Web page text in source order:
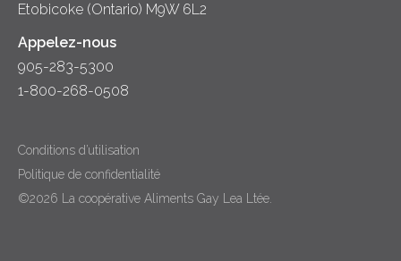
Etobicoke (Ontario) M9W 6L2
Appelez-nous
905-283-5300
1-800-268-0508
Conditions d’utilisation
Politique de confidentialité
©2026 La coopérative Aliments Gay Lea Ltée.